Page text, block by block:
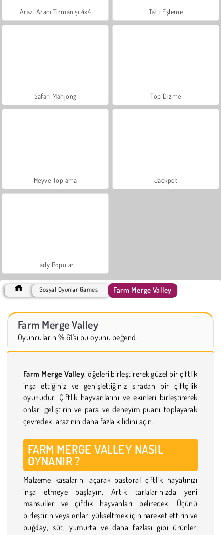
Arazi Aracı Tırmanışı 4x4 Tatlı Eşleme
Safari Mahjong Top Dizme
Meyve Toplama Jackpot
Lady Popular
Sosyal Oyunlar Games Farm Merge Valley
Farm Merge Valley
Oyuncuların % 61'sı bu oyunu beğendi
Farm Merge Valley, öğeleri birleştirerek güzel bir çiftlik
inşa ettiğiniz ve genişlettiğiniz sıradan bir çiftçilik
oyunudur. Çiftlik hayvanlarını ve ekinleri birleştirerek
onları geliştirin ve para ve deneyim puanı toplayarak
çevredeki arazinin daha fazla kilidini açın.
FARM MERGE VALLEY NASIL
OYNANIR?
Malzeme kasalarını açarak pastoral çiftlik hayatınızı
inşa etmeye başlayın. Artık tarlalarınızda yeni
mahsuller ve çiftlik hayvanları belirecek. Üçünü
birleştirin veya onları yükseltmek için hareket ettirin ve
buğday, süt, yumurta ve daha fazlası gibi ürünleri